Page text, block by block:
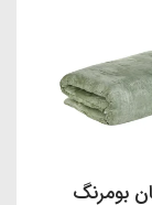
بومرنگ